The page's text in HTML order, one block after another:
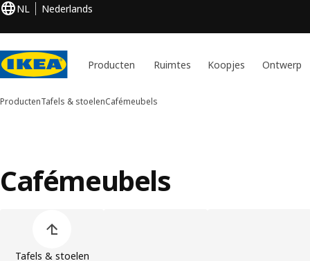
NL Nederlands
Producten Ruimtes Koopjes Ontwerp
ProductenTafels & stoelenCafémeubels
Cafémeubels
Tafels & stoelen